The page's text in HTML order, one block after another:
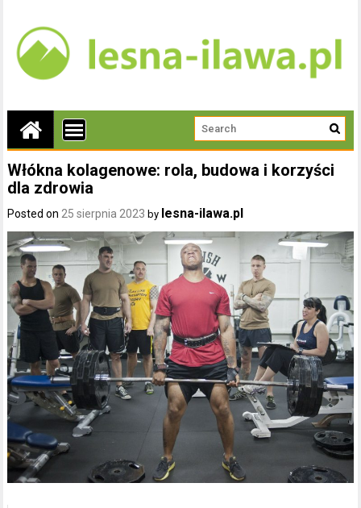
Włókna kolagenowe: rola, budowa i korzyści
dla zdrowia
Posted on 25 sierpnia 2023 by lesna-ilawa.pl